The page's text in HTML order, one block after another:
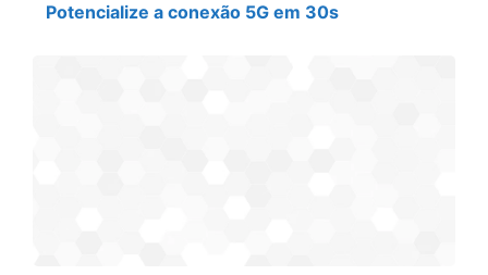
Potencialize a conexão 5G em 30s